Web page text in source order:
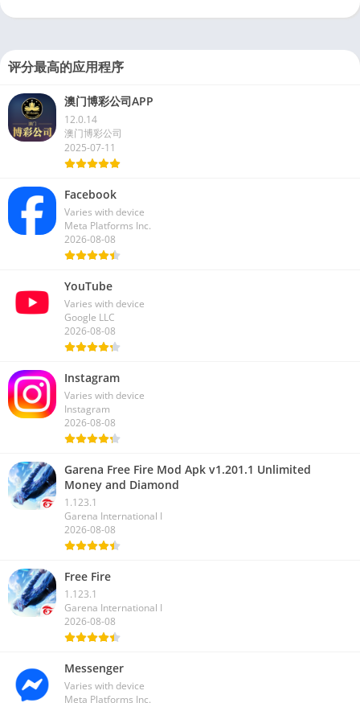
评分最高的应用程序
澳门博彩公司APP
12.0.14
澳门博彩公司
Facebook
Varies with device
Meta Platforms Inc.
YouTube
Varies with device
Google LLC
Instagram
Varies with device
Instagram
Garena Free Fire Mod Apk v1.201.1 Unlimited
Money and Diamond
1.123.1
Garena International I
Free Fire
1.123.1
Garena International I
Messenger